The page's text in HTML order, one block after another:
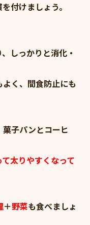
付けましょう。
しっかりと消化・
く、間食防止にも
子パンとコーヒ
て太りやすくなって
＋野菜も食べましょ